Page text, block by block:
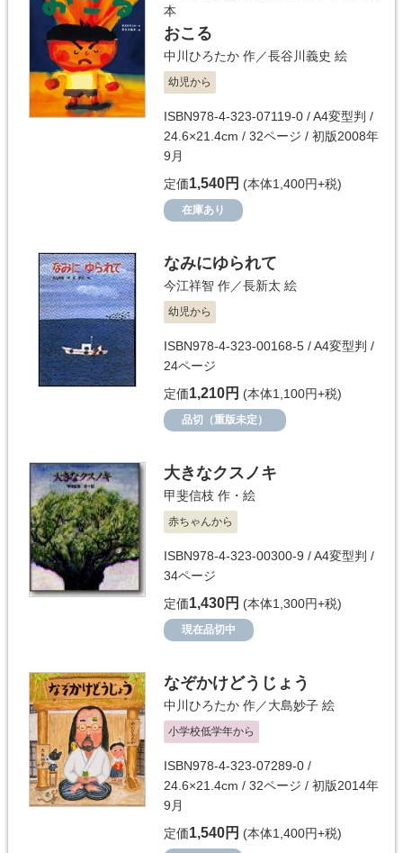
本
おこる
中川ひろたか 作／長谷川義史 絵
幼児から
ISBN978-4-323-07119-0 / A4変型判 /
24.6×21.4cm / 32ページ / 初版2008年
9月
定価1,540円 (本体1,400円+税)
在庫あり
なみにゆられて
今江祥智 作／長新太 絵
幼児から
ISBN978-4-323-00168-5 / A4変型判 /
24ページ
定価1,210円 (本体1,100円+税)
品切（重版未定）
大きなクスノキ
甲斐信枝 作・絵
赤ちゃんから
ISBN978-4-323-00300-9 / A4変型判 /
34ページ
定価1,430円 (本体1,300円+税)
現在品切中
なぞかけどうじょう
中川ひろたか 作／大島妙子 絵
小学校低学年から
ISBN978-4-323-07289-0 /
24.6×21.4cm / 32ページ / 初版2014年
9月
定価1,540円 (本体1,400円+税)